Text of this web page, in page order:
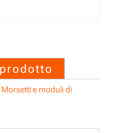
Morsetti e moduli di